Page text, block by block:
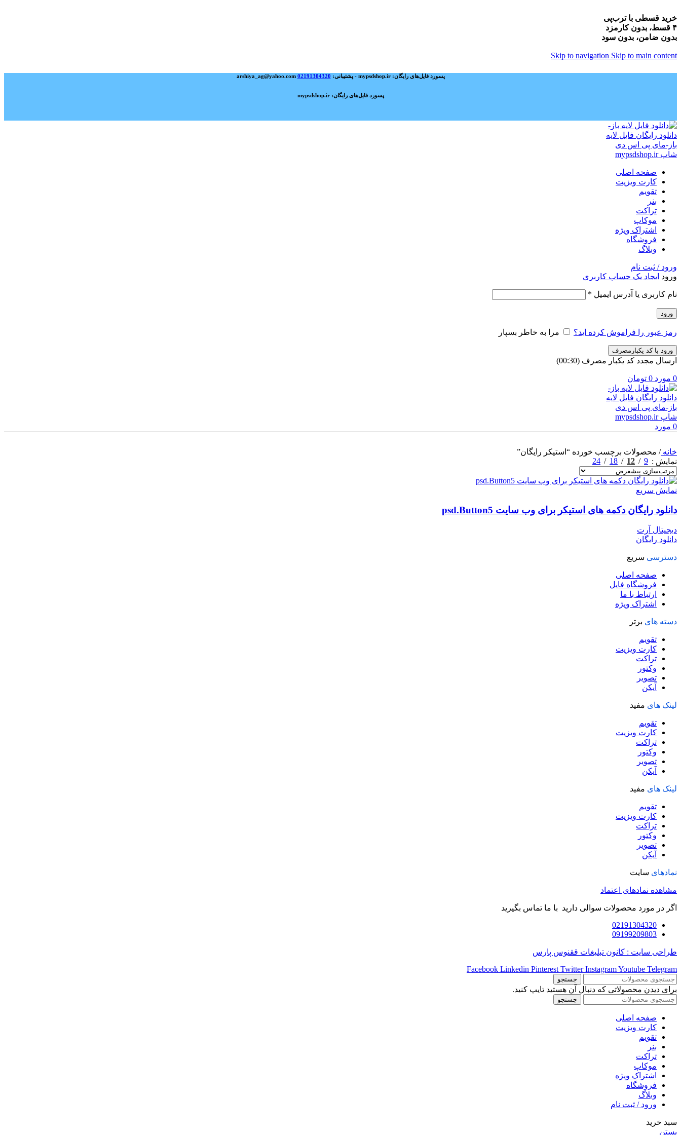
خرید قسطی با ترب‌پی
۴ قسط، بدون کارمزد
بدون ضامن، بدون سود
Skip to navigation Skip to main content
پسورد فایل‌های رایگان: mypsdshop.ir - پشتیبانی: arshiya_ag@yahoo.com 02191304320
پسورد فایل‌های رایگان: mypsdshop.ir
صفحه اصلی
کارت ویزیت
تقویم
بنر
تراکت
موکاپ
اشتراک ویژه
فروشگاه
وبلاگ
ورود / ثبت نام
ورود ایجاد یک حساب کاربری
نام کاربری یا آدرس ایمیل *
ورود
رمز عبور را فراموش کرده اید؟ مرا به خاطر بسپار
ورود با کد یکبارمصرف
ارسال مجدد کد یکبار مصرف (00:
30
)
0 مورد 0 تومان
0 مورد
خانه/ محصولات برچسب خورده “استیکر رایگان”
نمایش
9
12
18
24
نمایش سریع
دانلود رایگان دکمه های استیکر برای وب سایت psd.Button5
دیجیتال آرت
دانلود رایگان
دسترسی سریع
صفحه اصلی
فروشگاه فایل
ارتباط با ما
اشتراک ویژه
دسته های برتر
تقویم
کارت ویزیت
تراکت
وکتور
تصویر
آیکن
لینک های مفید
تقویم
کارت ویزیت
تراکت
وکتور
تصویر
آیکن
لینک های مفید
تقویم
کارت ویزیت
تراکت
وکتور
تصویر
آیکن
نمادهای سایت
مشاهده نمادهای اعتماد
اگر در مورد محصولات سوالی دارید با ما تماس بگیرید
02191304320
09199209803
طراحی سایت : کانون تبلیغات ققنوس پارس
Facebook Linkedin Pinterest Twitter InstagramYoutube Telegram
جستجو
برای دیدن محصولاتی که دنبال آن هستید تایپ کنید.
جستجو
صفحه اصلی
کارت ویزیت
تقویم
بنر
تراکت
موکاپ
اشتراک ویژه
فروشگاه
وبلاگ
ورود / ثبت نام
سبد خرید
بستن